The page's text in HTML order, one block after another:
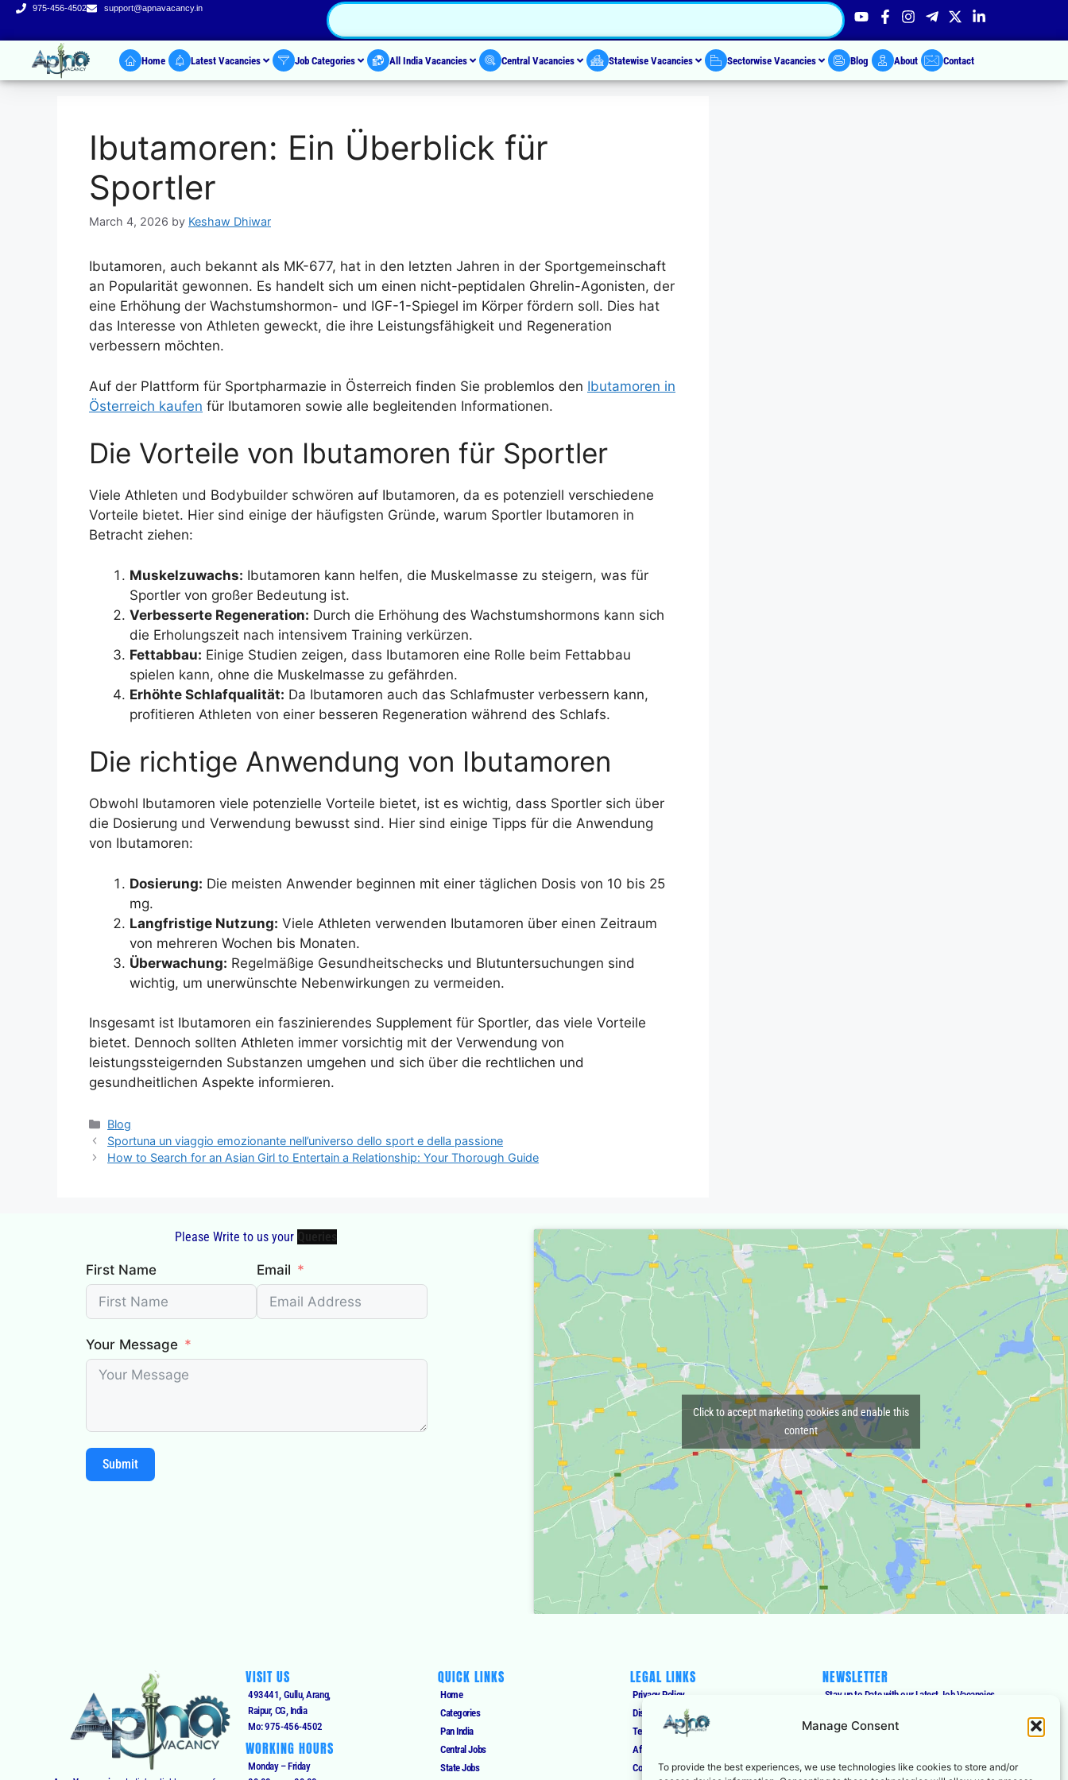
Manage Consent
To provide the best experiences, we use technologies like cookies to store and/or
975-456-4502 support@apnavacancy.in
Home Latest Vacancies Job Categories All India Vacancies Central Vacancies Statewise Vacancies Sectorwise Vacancies Blog About Contact
Ibutamoren: Ein Überblick für
Sportler
March 4, 2026 by Keshaw Dhiwar
Ibutamoren, auch bekannt als MK-677, hat in den letzten Jahren in der Sportgemeinschaft
an Popularität gewonnen. Es handelt sich um einen nicht-peptidalen Ghrelin-Agonisten, der
eine Erhöhung der Wachstumshormon- und IGF-1-Spiegel im Körper fördern soll. Dies hat
das Interesse von Athleten geweckt, die ihre Leistungsfähigkeit und Regeneration
verbessern möchten.
Auf der Plattform für Sportpharmazie in Österreich finden Sie problemlos den Ibutamoren in
Österreich kaufen für Ibutamoren sowie alle begleitenden Informationen.
Die Vorteile von Ibutamoren für Sportler
Viele Athleten und Bodybuilder schwören auf Ibutamoren, da es potenziell verschiedene
Vorteile bietet. Hier sind einige der häufigsten Gründe, warum Sportler Ibutamoren in
Betracht ziehen:
Muskelzuwachs: Ibutamoren kann helfen, die Muskelmasse zu steigern, was für
Sportler von großer Bedeutung ist.
Verbesserte Regeneration: Durch die Erhöhung des Wachstumshormons kann sich
die Erholungszeit nach intensivem Training verkürzen.
Fettabbau: Einige Studien zeigen, dass Ibutamoren eine Rolle beim Fettabbau
spielen kann, ohne die Muskelmasse zu gefährden.
Erhöhte Schlafqualität: Da Ibutamoren auch das Schlafmuster verbessern kann,
profitieren Athleten von einer besseren Regeneration während des Schlafs.
Die richtige Anwendung von Ibutamoren
Obwohl Ibutamoren viele potenzielle Vorteile bietet, ist es wichtig, dass Sportler sich über
die Dosierung und Verwendung bewusst sind. Hier sind einige Tipps für die Anwendung
von Ibutamoren:
Dosierung: Die meisten Anwender beginnen mit einer täglichen Dosis von 10 bis 25
mg.
Langfristige Nutzung: Viele Athleten verwenden Ibutamoren über einen Zeitraum
von mehreren Wochen bis Monaten.
Überwachung: Regelmäßige Gesundheitschecks und Blutuntersuchungen sind
wichtig, um unerwünschte Nebenwirkungen zu vermeiden.
Insgesamt ist Ibutamoren ein faszinierendes Supplement für Sportler, das viele Vorteile
bietet. Dennoch sollten Athleten immer vorsichtig mit der Verwendung von
leistungssteigernden Substanzen umgehen und sich über die rechtlichen und
gesundheitlichen Aspekte informieren.
Blog
Sportuna un viaggio emozionante nell’universo dello sport e della passione
How to Search for an Asian Girl to Entertain a Relationship: Your Thorough Guide
Please Write to us your
First Name Email
Your Message
Submit
Click to accept marketing cookies and enable this
content
VISIT US
493441, Gullu, Arang,
Raipur, CG, India
Mo: 975-456-4502
WORKING HOURS
Monday – Friday
QUICK LINKS
Home
Categories
Pan India
Central Jobs
State Jobs
LEGAL LINKS
Privacy Policy
Disclaimer
Terms of Use
Affiliate Disclosure
Cookies Policy
NEWSLETTER
Stay up to Date with our Latest Job Vacancies,
Email